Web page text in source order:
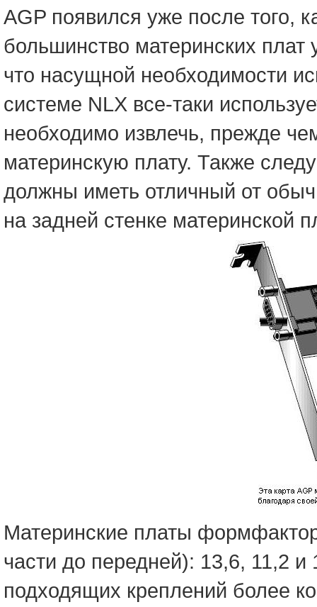
AGP появился уже после того,
большинство материнских
что насущной необходимости
системе NLX все-таки
необходимо извлечь, прежде
материнскую плату. Также
должны иметь отличный от
на задней стенке материнской
Материнские платы
части до передней): 13,6, 11,2
подходящих креплений более